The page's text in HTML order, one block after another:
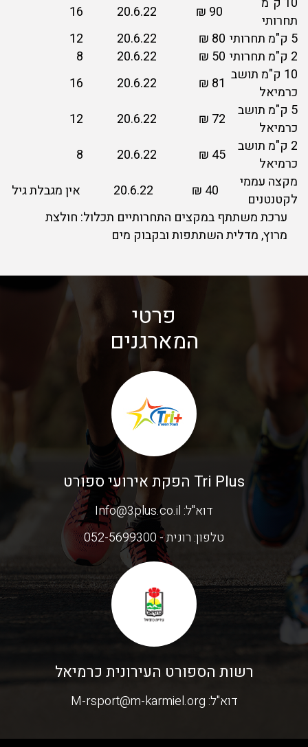
תחרותי
20.6.22
16
5 ק"מ תחרותי
80 ₪
20.6.22
12
2 ק"מ תחרותי
50 ₪
20.6.22
8
10 ק"מ תושב
כרמיאל
81 ₪
20.6.22
16
5 ק"מ תושב
כרמיאל
72 ₪
20.6.22
12
2 ק"מ תושב
כרמיאל
45 ₪
20.6.22
8
מקצה עממי
לקטנטנים
20.6.22
אין מגבלת גיל
ערכת משתתף במקצים התחרותיים תכלול: חולצת
מרוץ, מדלית השתתפות ובקבוק מים
פרטי
המארגנים
Tri Plus הפקת אירועי ספורט
דוא"ל: Info@3plus.co.il
טלפון: רונית - 052-5699300
רשות הספורט העירונית כרמיאל
דוא"ל: M-rsport@m-karmiel.org